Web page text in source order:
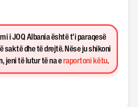
i JOQ Albania është t’i paraqesë
saktë dhe të drejtë. Nëse ju shikoni
jeni të lutur të na e raportoni këtu.